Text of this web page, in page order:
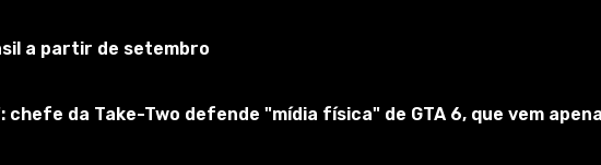
a partir de setembro
da Take-Two defende "mídia física" de GTA 6, que vem